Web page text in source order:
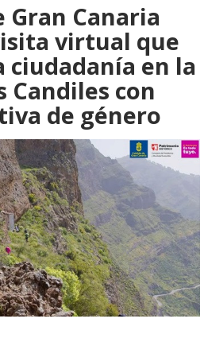
Gran Canaria
virtual que
ciudadanía en la
Candiles con
de género